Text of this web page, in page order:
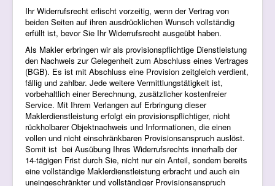
Ihr Widerrufsrecht erlischt vorzeitig, wenn der Vertrag von
beiden Seiten auf ihren ausdrücklichen Wunsch vollständig
erfüllt ist, bevor Sie Ihr Widerrufsrecht ausgeübt haben.
Als Makler erbringen wir als provisionspflichtige Dienstleistung
den Nachweis zur Gelegenheit zum Abschluss eines Vertrages
(BGB). Es ist mit Abschluss eine Provision zeitgleich verdient,
fällig und zahlbar. Jede weitere Vermittlungstätigkeit ist,
vorbehaltlich einer Berechnung, zusätzlicher kostenfreier
Service. Mit Ihrem Verlangen auf Erbringung dieser
Maklerdienstleistung erfolgt ein provisionspflichtiger, nicht
rückholbarer Objektnachweis und Informationen, die einen
vollen und nicht einschränkbaren Provisionsanspruch auslöst.
Somit ist bei Ausübung Ihres Widerrufsrechts innerhalb der
14-tägigen Frist durch Sie, nicht nur ein Anteil, sondern bereits
eine vollständige Maklerdienstleistung erbracht und auch ein
uneingeschränkter und vollständiger Provisionsanspruch